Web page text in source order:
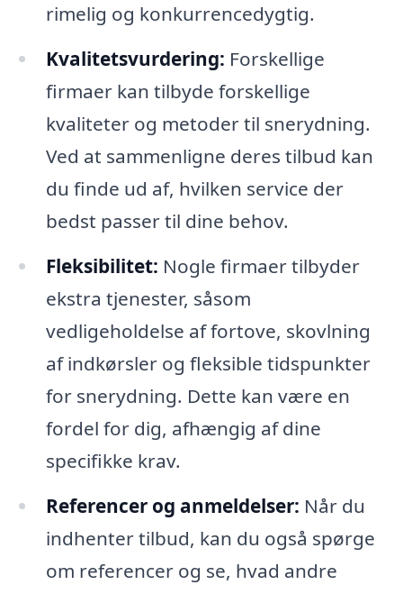
rimelig og konkurrencedygtig.
Kvalitetsvurdering: Forskellige
firmaer kan tilbyde forskellige
kvaliteter og metoder til snerydning.
Ved at sammenligne deres tilbud kan
du finde ud af, hvilken service der
bedst passer til dine behov.
Fleksibilitet: Nogle firmaer tilbyder
ekstra tjenester, såsom
vedligeholdelse af fortove, skovlning
af indkørsler og fleksible tidspunkter
for snerydning. Dette kan være en
fordel for dig, afhængig af dine
specifikke krav.
Referencer og anmeldelser: Når du
indhenter tilbud, kan du også spørge
om referencer og se, hvad andre